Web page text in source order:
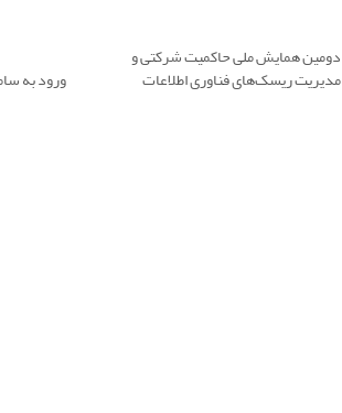
دومین همایش ملی حاکمیت شرکتی و
مدیریت ریسک‌های فناوری اطلاعات ورود به